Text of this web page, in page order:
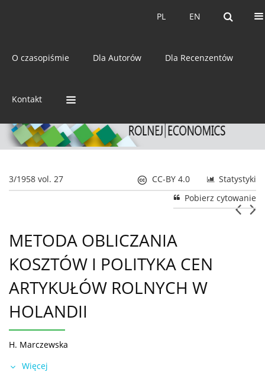
EN
PL EN
PL
O czasopiśmie Dla Autorów Dla Recenzentów
Kontakt
ISSN: 0044-1600
3/1958 vol. 27 Statystyki
CC-BY 4.0
Pobierz cytowanie
METODA OBLICZANIA
KOSZTÓW I POLITYKA CEN
ARTYKUŁÓW ROLNYCH W
HOLANDII
H. Marczewska
Więcej